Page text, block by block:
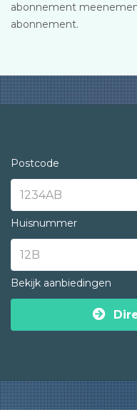
abonnement
abonnement.
Postcode
Huisnummer
Bekijk aanbiedingen